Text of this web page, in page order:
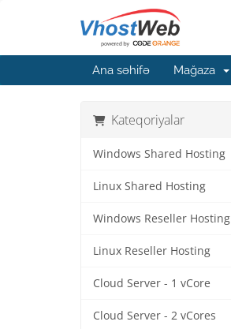
Ana səhifə Mağaza
Kateqoriyalar
Windows Shared Hosting
Linux Shared Hosting
Windows Reseller Hosting
Linux Reseller Hosting
Cloud Server - 1 vCore
Cloud Server - 2 vCores